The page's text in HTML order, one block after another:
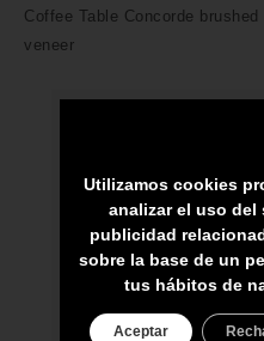
Coffee Table Concorde
veneer
ENVÍO A TODA
PRECIO DEL
IGIC
Utilizamos cookies
analizar el uso del
publicidad
sobre la base de un
tus hábitos de
Aceptar